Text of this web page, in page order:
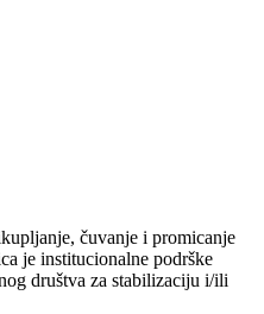
čuvanje i promicanje
je institucionalne podrške
društva za stabilizaciju i/ili